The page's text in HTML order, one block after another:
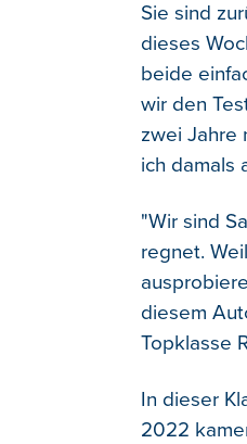
Sie sind
dieses
beide
wir den
zwei Jahre
ich damals
"Wir sind
regnet.
diesem
Topklasse
In dieser
2022